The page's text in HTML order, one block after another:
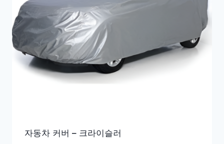
자동차 커버 – 크라이슬러